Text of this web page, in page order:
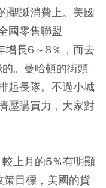
聖誕消費上。美國
國零售聯盟
增長6～8％，而去
。曼哈頓的街頭
起長隊。不過小城
壓購買力，大家對
上月的5％有明顯
目標，美國的貨